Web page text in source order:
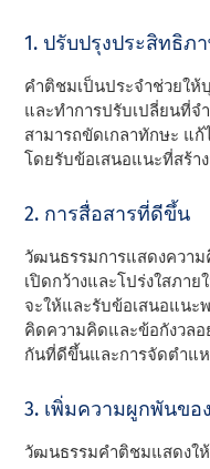
1. ปรับปรุงประสิทธิภ
คําติชมเป็นประจําช่วยใ
และทําการปรับเปลี่ยนที่จํ
สามารถขัดเกลาทักษะ แ
โดยรับข้อเสนอแนะที่สร้า
2. การสื่อสารที่ดีขึ้น
วัฒนธรรมการแสดงความ
เปิดกว้างและโปร่งใสภา
จะให้และรับข้อเสนอแนะ
คิดความคิดและข้อกังวลอ
กันที่ดีขึ้นและการจัดตําแ
3. เพิ่มความผูกพันขอ
วัฒนธรรมคําติชมแสดงใ